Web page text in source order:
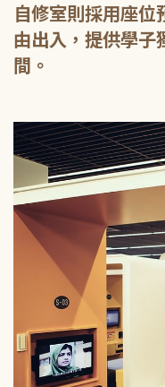
自修室則採用座位
由出入，提供學子
間。